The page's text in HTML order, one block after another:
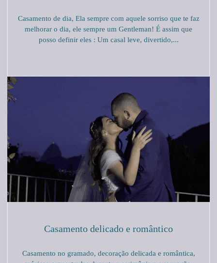
Casamento de dia, Ela sempre com aquele sorriso que te faz
melhorar o dia, ele sempre um Gentleman! É assim que
posso definir eles : Um casal leve, divertido,...
Casamento delicado e romântico
Casamento no gramado, decoração delicada e romântica,